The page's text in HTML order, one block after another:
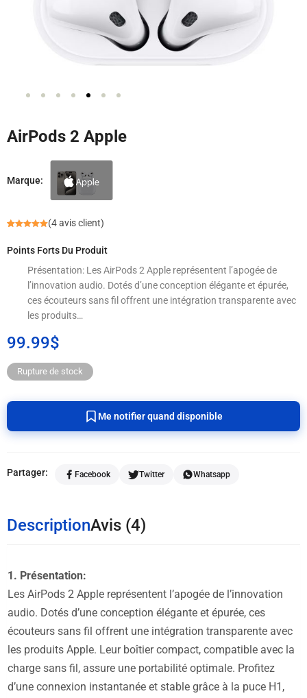
AirPods 2 Apple
Marque:
basé sur
(4avis client)
Points Forts Du Produit
Présentation: Les AirPods 2 Apple représentent l’apogée de
l’innovation audio. Dotés d’une conception élégante et épurée,
ces écouteurs sans fil offrent une intégration transparente avec
les produits…
99.99$
Rupture de stock
Me notifier quand disponible
Partager: Facebook Twitter Whatsapp
DescriptionAvis (4)
1. Présentation:
Les AirPods 2 Apple représentent l’apogée de l’innovation
audio. Dotés d’une conception élégante et épurée, ces
écouteurs sans fil offrent une intégration transparente avec
les produits Apple. Leur boîtier compact, compatible avec la
charge sans fil, assure une portabilité optimale. Profitez
d’une connexion instantanée et stable grâce à la puce H1,